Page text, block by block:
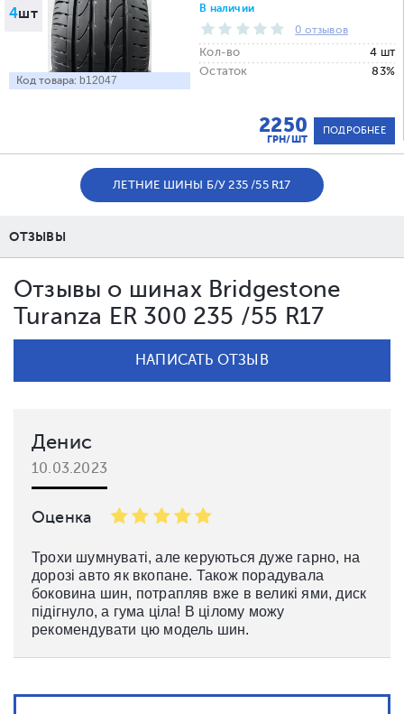
4шт
Код товара: b12047
В наличии
0 отзывов
Кол-во
4 шт
Остаток
83%
2250
ГРН/ШТ
ПОДРОБНЕЕ
ЛЕТНИЕ ШИНЫ Б/У 235 /55 R17
ОТЗЫВЫ
Отзывы о шинах Bridgestone
Turanza ER 300 235 /55 R17
НАПИСАТЬ ОТЗЫВ
Денис
10.03.2023
Оценка
Трохи шумнуваті, але керуються дуже гарно, на
дорозі авто як вкопане. Також порадувала
боковина шин, потрапляв вже в великі ями, диск
підігнуло, а гума ціла! В цілому можу
рекомендувати цю модель шин.